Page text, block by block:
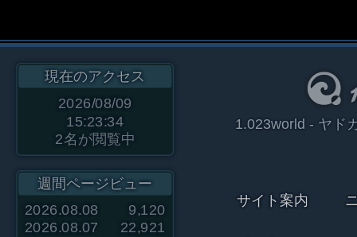
現在のアクセス
2026/08/09
15:23:34
2名が閲覧中
週間ページビュー
2026.08.08
9,120
2026.08.07
22,921
1.023world - ヤド
サイト案内